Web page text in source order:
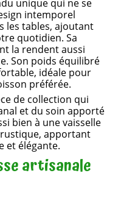
unique qui ne se
intemporel
les tables, ajoutant
quotidien. Sa
la rendent aussi
Son poids équilibré
idéale pour
préférée.
de collection qui
et du soin apporté
bien à une vaisselle
apportant
et élégante.
artisanale